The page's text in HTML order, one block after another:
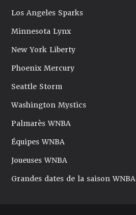
Los Angeles Sparks
Minnesota Lynx
New York Liberty
Phoenix Mercury
Seattle Storm
Washington Mystics
Palmarès WNBA
Équipes WNBA
Joueuses WNBA
Grandes dates de la saison WNBA